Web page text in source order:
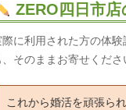
ZERO四日市
際に利用された方の体
、そのままお寄せくださ
これから婚活を頑張ら